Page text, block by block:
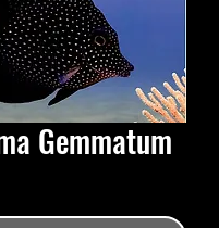
Gemmatum